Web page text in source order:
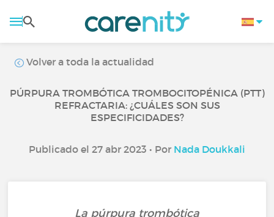
Volver a toda la actualidad
PÚRPURA TROMBÓTICA TROMBOCITOPÉNICA (PTT)
REFRACTARIA: ¿CUÁLES SON SUS
ESPECIFICIDADES?
Publicado el 27 abr 2023 • Por Nada Doukkali
La púrpura trombótica